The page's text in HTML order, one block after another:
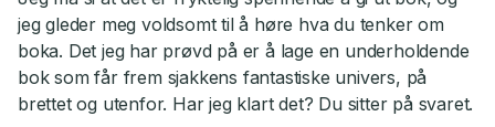
jeg gleder meg voldsomt til å høre hva du tenker om
boka. Det jeg har prøvd på er å lage en underholdende
bok som får frem sjakkens fantastiske univers, på
brettet og utenfor. Har jeg klart det? Du sitter på svaret.